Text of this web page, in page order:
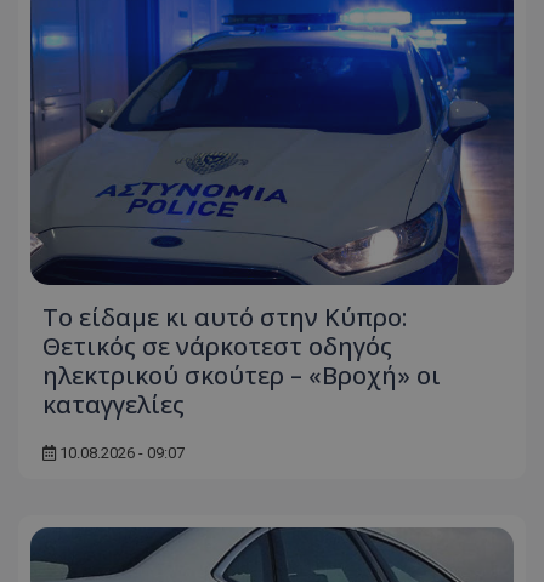
Το είδαμε κι αυτό στην Κύπρο:
Θετικός σε νάρκοτεστ οδηγός
ηλεκτρικού σκούτερ – «Βροχή» οι
καταγγελίες
10.08.2026 - 09:07